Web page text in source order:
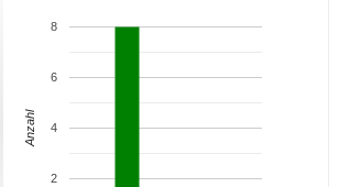
2
4
6
8
Anzahl